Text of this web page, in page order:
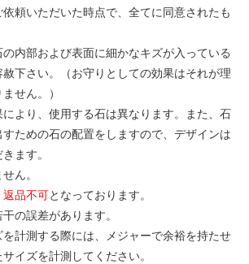
頼いただいた時点で、全てに同意されたも
内部および表面に細かなキズが入っている
下さい。（お守りとしての効果はそれが理
せん。）
より、使用する石は異なります。また、石
ための石の配置をしますので、デザインは
ます。
ん。
返品不可となっております。
の誤差があります。
計測する際には、メジャーで余裕を持たせ
イズを計測してください。